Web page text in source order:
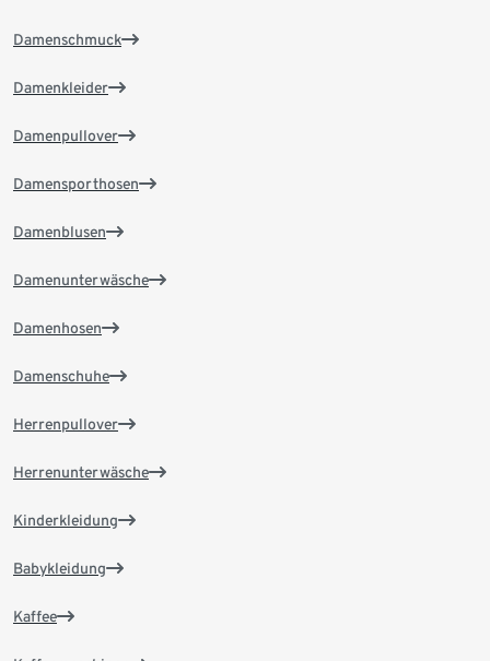
Damenschmuck
Damenkleider
Damenpullover
Damensporthosen
Damenblusen
Damenunterwäsche
Damenhosen
Damenschuhe
Herrenpullover
Herrenunterwäsche
Kinderkleidung
Babykleidung
Kaffee